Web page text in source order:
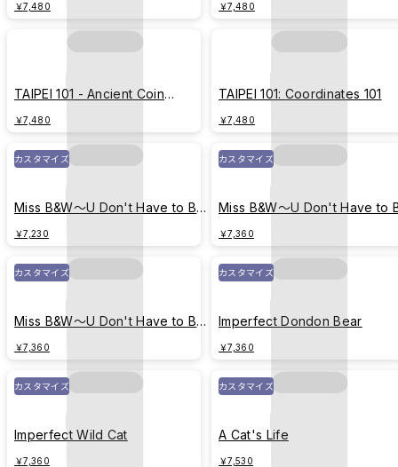
￥7,480 ￥7,480
TAIPEI 101 - Ancient Coin
￥7,480
TAIPEI 101: Coordinates 101
￥7,480
カスタマイズ
Miss B&W～U Don't Have to Be
￥7,230
カスタマイズ
Miss B&W～U Don't Have to
￥7,360
カスタマイズ
Miss B&W～U Don't Have to Be
￥7,360
カスタマイズ
Imperfect Dondon Bear
￥7,360
カスタマイズ
Imperfect Wild Cat
￥7,360
カスタマイズ
A Cat's Life
￥7,530